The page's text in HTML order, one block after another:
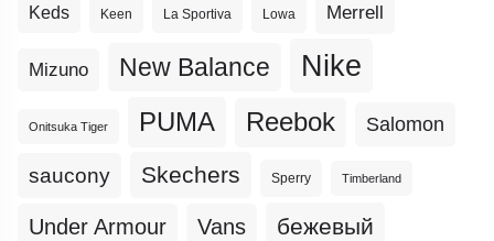
Keds Keen La Sportiva Lowa Merrell
Mizuno New Balance Nike
Onitsuka Tiger PUMA Reebok Salomon
saucony Skechers Sperry Timberland
Under Armour Vans бежевый